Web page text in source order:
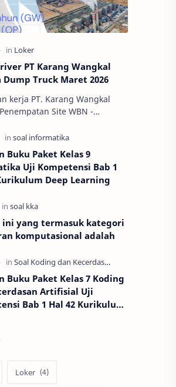
PT Karang Wangkal
Dump Truck Maret 2026
kerja PT. Karang Wangkal
Site WBN -
biaya apapun dan dapat
Buku Paket Kelas 9
Uji Kompetensi Bab 1
Deep Learning
yang termasuk kategori
komputasional adalah
Buku Paket Kelas 7 Koding
Artifisial Uji
Bab 1 Hal 42 Kurikulum
Loker